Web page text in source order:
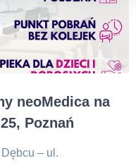
neoMedica na
Poznań
– ul.